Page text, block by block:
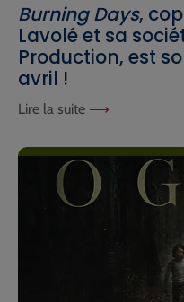
Burning Days,
Lavolé et sa
Production, est
avril !
Lire la suite